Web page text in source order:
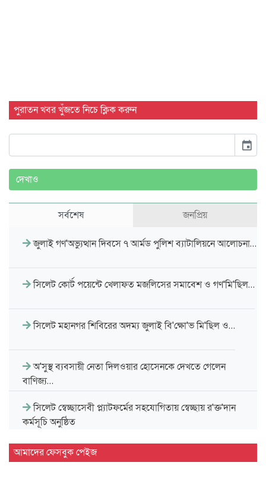
পুরাতন খবর খুঁজতে নিচে ক্লিক করুন
event
দেখাও
সর্বশেষ জনপ্রিয়
জুলাই গণ'অভ্যুত্থান দিবসে ৭ আর্মড পুলিশ ব্যাটালিয়নে আলোচনা…
সিলেট কোর্ট পয়েন্টে খেলাফত মজলিসের সমাবেশ ও গণ'মি'ছিল…
সিলেট মহানগর শিবিরের অদম্য জুলাই বি'ক্ষো'ভ মি'ছিল ও…
অ'সুস্থ ব্যবসায়ী নেতা দিলওয়ার হোসেনকে দেখতে গেলেন
বাণিজ্য…
সিলেট স্বেচ্ছাসেবী প্ল্যাটফর্মের সহযোগিতায় স্বেচ্ছায় র'ক্ত'দান
কর্মসূচি অনুষ্ঠিত
জুলাই গণঅভ্যুত্থানের প্রত্যাশা পূরণে জাতীয় ঐক্যকে সুসংহত
করার…
আমাদের ফেসবুক পেইজ